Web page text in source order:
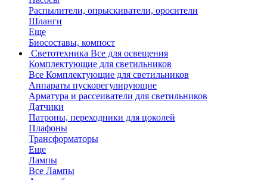
Распылители, опрыскиватели, оросители
Шланги
Еще
Биосоставы, компост
Светотехника Все для освещения
Комплектующие для светильников
Все Комплектующие для светильников
Аппараты пускорегулирующие
Арматура и рассеиватели для светильников
Датчики
Патроны, переходники для цоколей
Плафоны
Трансформаторы
Еще
Лампы
Все Лампы